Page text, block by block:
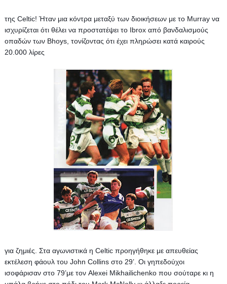
της Celtic! Ήταν μια κόντρα μεταξύ των διοικήσεων με το Murray να
ισχυρίζεται ότι θέλει να προστατέψει το Ibrox από βανδαλισμούς
οπαδών των Bhoys, τονίζοντας ότι έχει πληρώσει κατά καιρούς
20.000 λίρες
για ζημιές. Στα αγωνιστικά η Celtic προηγήθηκε με απευθείας
εκτέλεση φάουλ του John Collins στο 29’. Οι γηπεδούχοι
ισοφάρισαν στο 79’με τον Alexei Mikhailichenko που σούταρε κι η